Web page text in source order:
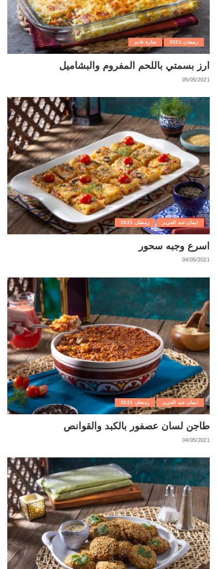
رمضان 2021 سارة غانم
ارز بسمتي باللحم المفروم والبشاميل
05/05/2021
ايمان عبد العزيز رمضان 2021
اسرع وجبه سحور
04/05/2021
ايمان عبد العزيز رمضان 2021
طاجن لسان عصفور بالكبد والقوانص
04/05/2021